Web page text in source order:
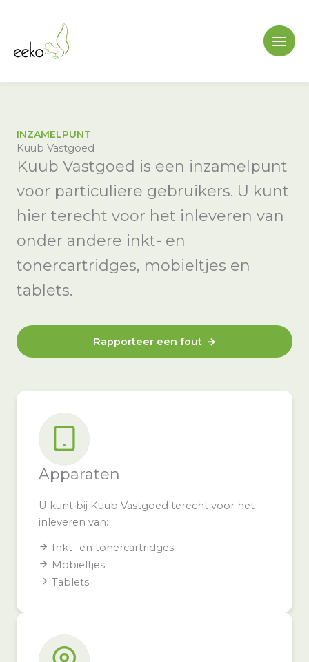
inhoud
INZAMELPUNT
Kuub Vastgoed
Kuub Vastgoed is een inzamelpunt
voor particuliere gebruikers. U kunt
hier terecht voor het inleveren van
onder andere inkt- en
tonercartridges, mobieltjes en
tablets.
Rapporteer een fout
Apparaten
U kunt bij Kuub Vastgoed terecht voor het
inleveren van:
Inkt- en tonercartridges
Mobieltjes
Tablets